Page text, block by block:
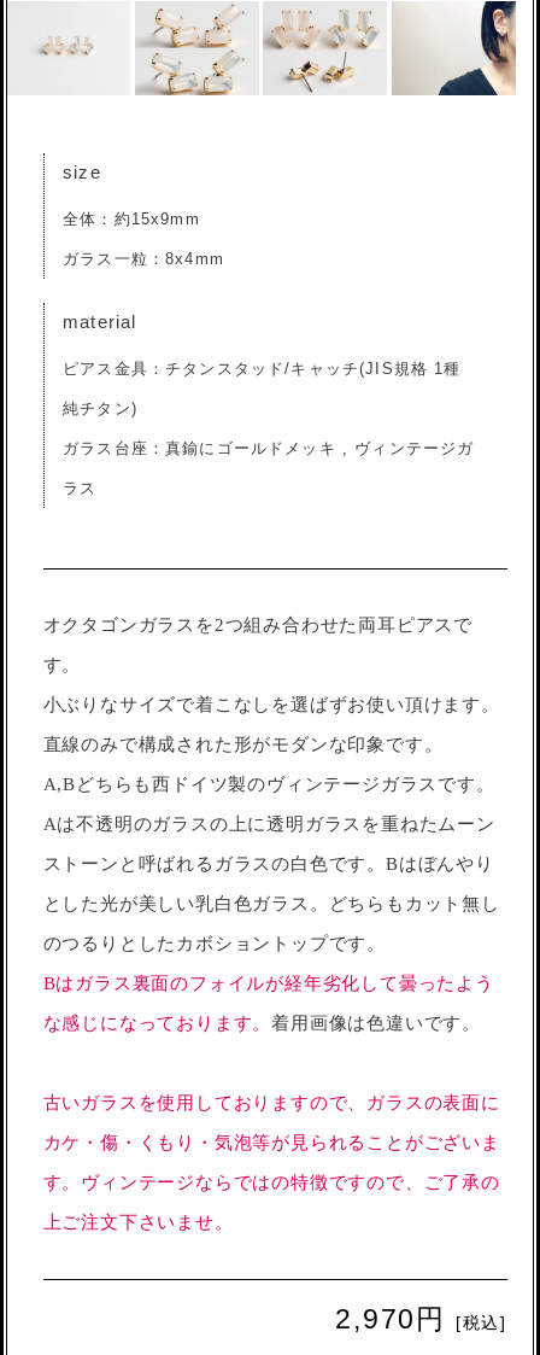
size
全体：約15x9mm
ガラス一粒：8x4mm
material
ピアス金具：チタンスタッド/キャッチ(JIS規格 1種
純チタン)
ガラス台座：真鍮にゴールドメッキ , ヴィンテージガ
ラス
オクタゴンガラスを2つ組み合わせた両耳ピアスで
す。
小ぶりなサイズで着こなしを選ばずお使い頂けます。
直線のみで構成された形がモダンな印象です。
A,Bどちらも西ドイツ製のヴィンテージガラスです。
Aは不透明のガラスの上に透明ガラスを重ねたムーン
ストーンと呼ばれるガラスの白色です。Bはぼんやり
とした光が美しい乳白色ガラス。どちらもカット無し
のつるりとしたカボショントップです。
Bはガラス裏面のフォイルが経年劣化して曇ったよう
な感じになっております。着用画像は色違いです。
古いガラスを使用しておりますので、ガラスの表面に
カケ・傷・くもり・気泡等が見られることがございま
す。ヴィンテージならではの特徴ですので、ご了承の
上ご注文下さいませ。
2,970円 [税込]